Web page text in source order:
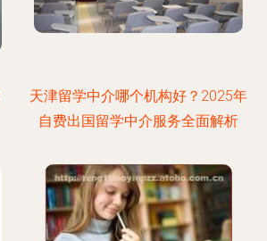
天津留学中介哪个机构好？2025年
自费出国留学中介服务全面解析